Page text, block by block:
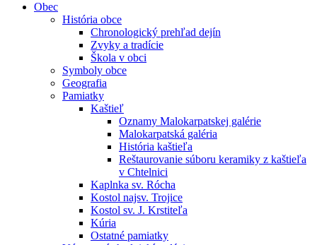
Obec
História obce
Chronologický prehľad dejín
Zvyky a tradície
Škola v obci
Symboly obce
Geografia
Pamiatky
Kaštieľ
Oznamy Malokarpatskej galérie
Malokarpatská galéria
História kaštieľa
Reštaurovanie súboru keramiky z kaštieľa
v Chtelnici
Kaplnka sv. Rócha
Kostol najsv. Trojice
Kostol sv. J. Krstiteľa
Kúria
Ostatné pamiatky